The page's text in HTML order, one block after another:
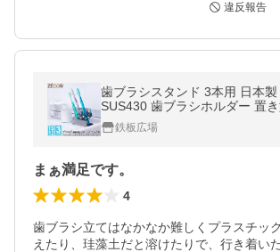
違反報告
歯ブラシスタンド 3本用 日本製
SUS430 歯ブラシホルダー 置き
室 おしゃれ コンパクト 滑り止
潔鉄板広場
まぁ満足です。
4
歯ブラシ立てはなかなか難しくプラスチッ
えたり、珪藻土だと溶けたりで、行き着い